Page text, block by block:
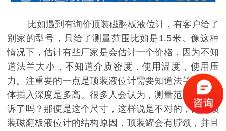
比如遇到有询价顶装磁翻板液位计，有客户给了
别家的型号，只给了测量范围比如是1.5米。像这种
情况下，估计有些厂家是会估计一个价格，因为不知
道法兰大小，不知道介质密度，使用温度，使用压
力。注重要的一点是顶装液位计需要知道法兰以下具
体插入深度是多高。很多人会认为，测量范围不是告
诉了吗？那便是这个尺寸，这样说是不对的，因为顶
装磁翻板液位计的结构原因，顶装罐会有脖颈，并且